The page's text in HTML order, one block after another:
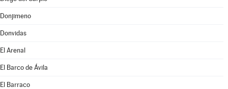
Donjimeno
Donvidas
El Arenal
El Barco de Ávila
El Barraco